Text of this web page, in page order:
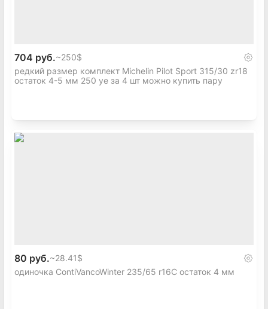
704 руб.~250$
редкий размер комплект Michelin Pilot Sport 315/30 zr18
остаток 4-5 мм 250 уе за 4 шт можно купить пару
80 руб.~28.41$
одиночка ContiVancoWinter 235/65 r16C остаток 4 мм